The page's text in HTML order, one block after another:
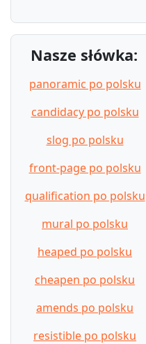
Nasze słówka:
panoramic po polsku
candidacy po polsku
slog po polsku
front-page po polsku
qualification po polsku
mural po polsku
heaped po polsku
cheapen po polsku
amends po polsku
resistible po polsku